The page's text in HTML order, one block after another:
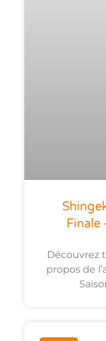
Finale
Découvrez
propos de